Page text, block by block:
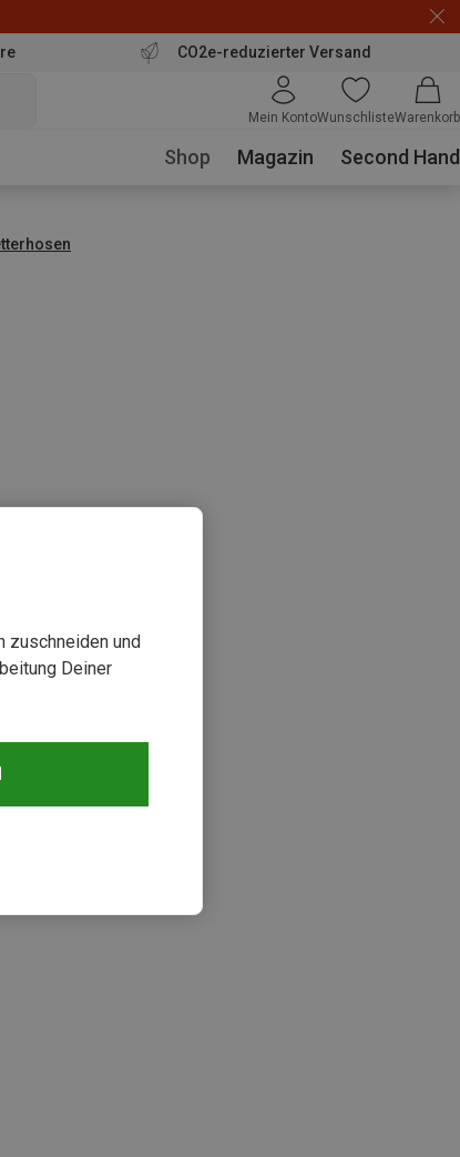
CO2e-reduzierter Versand
Mein KontoWunschlisteWarenkorb
Shop Magazin Second Hand
zuschneiden und
Deiner